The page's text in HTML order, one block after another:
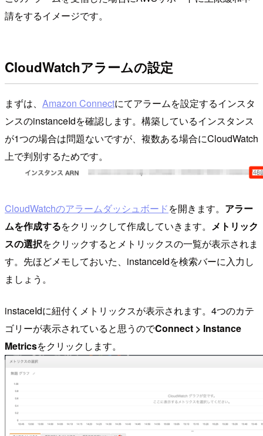
請をするイメージです。
CloudWatchアラームの設定
まずは、 Amazon Connectにてアラームを設定するインスタ
ンスのinstanceIdを確認します。構築しているインスタンス
が1つの場合は問題ないですが、複数ある場合にCloudWatch
上で判別するためです。
CloudWatchのアラームダッシュボードを開きます。 アラー
ムを作成するをクリックして作成していきます。 メトリック
スの選択をクリックするとメトリックスの一覧が表示されま
す。先ほどメモしておいた、instanceIdを検索バーに入力し
ましょう。
instaceIdに紐付くメトリックスが表示されます。4つのカテ
ゴリーが表示されていると思うのでConnect > Instance
Metricsをクリックします。